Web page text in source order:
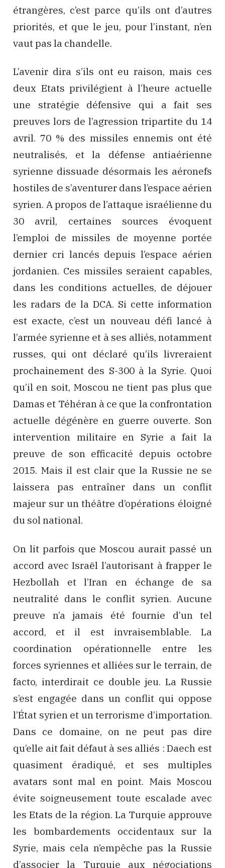
étrangères, c’est parce qu’ils ont d’autres
priorités, et que le jeu, pour l’instant, n’en
vaut pas la chandelle.
L’avenir dira s’ils ont eu raison, mais ces
deux Etats privilégient à l’heure actuelle
une stratégie défensive qui a fait ses
preuves lors de l’agression tripartite du 14
avril. 70 % des missiles ennemis ont été
neutralisés, et la défense antiaérienne
syrienne dissuade désormais les aéronefs
hostiles de s’aventurer dans l’espace aérien
syrien. A propos de l’attaque israélienne du
30 avril, certaines sources évoquent
l’emploi de missiles de moyenne portée
dernier cri lancés depuis l’espace aérien
jordanien. Ces missiles seraient capables,
dans les conditions actuelles, de déjouer
les radars de la DCA. Si cette information
est exacte, c’est un nouveau défi lancé à
l’armée syrienne et à ses alliés, notamment
russes, qui ont déclaré qu’ils livreraient
prochainement des S-300 à la Syrie. Quoi
qu’il en soit, Moscou ne tient pas plus que
Damas et Téhéran à ce que la confrontation
actuelle dégénère en guerre ouverte. Son
intervention militaire en Syrie a fait la
preuve de son efficacité depuis octobre
2015. Mais il est clair que la Russie ne se
laissera pas entraîner dans un conflit
majeur sur un théâtre d’opérations éloigné
du sol national.
On lit parfois que Moscou aurait passé un
accord avec Israël l’autorisant à frapper le
Hezbollah et l’Iran en échange de sa
neutralité dans le conflit syrien. Aucune
preuve n’a jamais été fournie d’un tel
accord, et il est invraisemblable. La
coordination opérationnelle entre les
forces syriennes et alliées sur le terrain, de
facto, interdirait ce double jeu. La Russie
s’est engagée dans un conflit qui oppose
l’État syrien et un terrorisme d’importation.
Dans ce domaine, on ne peut pas dire
qu’elle ait fait défaut à ses alliés : Daech est
quasiment éradiqué, et ses multiples
avatars sont mal en point. Mais Moscou
évite soigneusement toute escalade avec
les Etats de la région. La Turquie approuve
les bombardements occidentaux sur la
Syrie, mais cela n’empêche pas la Russie
d’associer la Turquie aux négociations